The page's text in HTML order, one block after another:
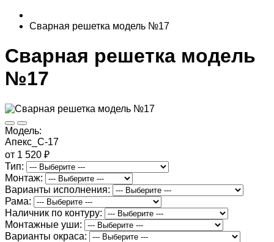
Сварная решетка модель №17
Сварная решетка модель
№17
Модель:
Апекс_С-17
от 1 520 ₽
Тип:
Монтаж:
Варианты исполнения:
Рама:
Наличник по контуру:
Монтажные уши:
Варианты окраса: